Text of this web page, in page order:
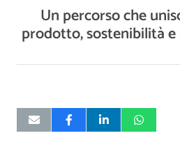
Un percorso che
prodotto, sostenibilità